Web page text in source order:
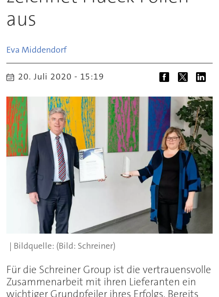
aus
Eva Middendorf
20. Juli 2020 - 15:19
(Bild: Schreiner)
Für die Schreiner Group ist die vertrauensvolle
Zusammenarbeit mit ihren Lieferanten ein
wichtiger Grundpfeiler ihres Erfolgs. Bereits